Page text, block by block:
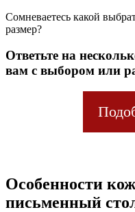
Сомневаетесь какой
размер?
Ответьте на
вам с выбором или
Особенности
письменный